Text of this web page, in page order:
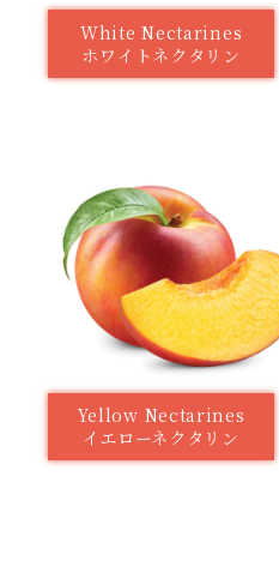
White Nectarines
ホワイトネクタリン
Yellow Nectarines
イエローネクタリン